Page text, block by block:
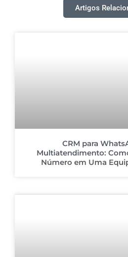
Artigos
CRM para
Multiatendimento:
Número em Uma